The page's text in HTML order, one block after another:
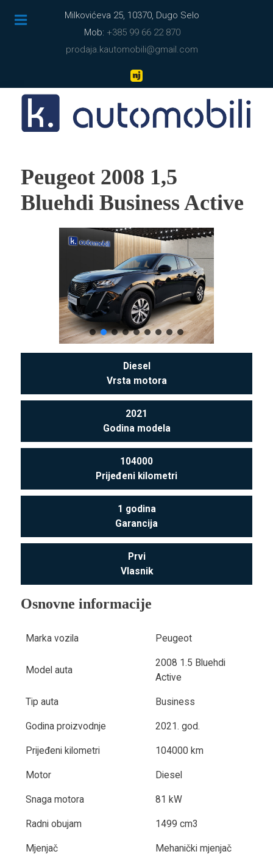
Milkovićeva 25, 10370, Dugo Selo
Mob: +385 99 66 22 870
prodaja.kautomobili@gmail.com
Peugeot 2008 1,5
Bluehdi Business Active
Diesel
Vrsta motora
2021
Godina modela
104000
Prijeđeni kilometri
1 godina
Garancija
Prvi
Vlasnik
Osnovne informacije
Marka vozila Peugeot
Model auta
2008 1.5 Bluehdi
Active
Tip auta Business
Godina proizvodnje 2021. god.
Prijeđeni kilometri 104000 km
Motor Diesel
Snaga motora 81 kW
Radni obujam 1499 cm3
Mjenjač Mehanički mjenjač